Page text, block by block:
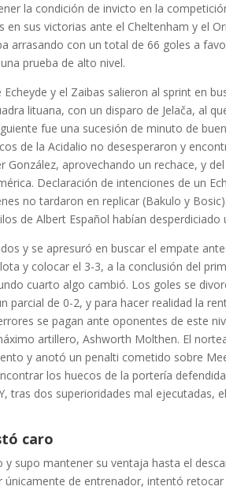
la condición de invicto en la
sus victorias ante el Cheltenham y el
arrasando con un total de 66 goles a
prueba de alto nivel.
y el Zaibas salieron al sprint en
lituana, con un disparo de Jelača, al
fue una sucesión de minuto de
de la Acidalio no desesperaron y
aprovechando un rechace, y
Declaración de intenciones de un
no tardaron en replicar (Bakulo y
de Albert Español habían desperdiciado
y se apresuró en buscar el empate
y colocar el 3-3, a la conclusión del
cuarto algo cambió. Los goles se
parcial de 0-2, y para hacer realidad la
se pagan ante oponentes de este
artillero, Ashworth Molthen. El
y anotó un penalti cometido sobre
los huecos de la portería
tras dos superioridades mal ejecutadas,
caro
supo mantener su ventaja hasta el
de entrenador, intentó